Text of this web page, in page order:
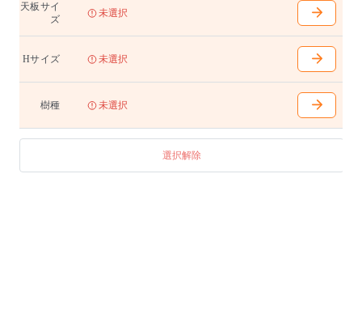
W1500〜2700mm(100mm間隔で選択可能)
0)mm
脚内はW1500の場合は1135mm、W1600〜1700の場合は
1235mm、W1800〜2000の場合は1285mm、W2100〜23
00の場合は1555mm、W2400〜2700の場合は1835mmと
アジャスター付き
テーブル天板はランダムマッチです。
天板サイ
ズ
未選択
Hサイズ 未選択
樹種 未選択
選択解除